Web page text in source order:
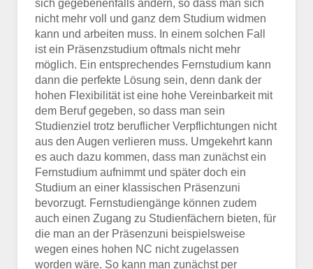
sich gegebenenfalls ändern, so dass man sich
nicht mehr voll und ganz dem Studium widmen
kann und arbeiten muss. In einem solchen Fall
ist ein Präsenzstudium oftmals nicht mehr
möglich. Ein entsprechendes Fernstudium kann
dann die perfekte Lösung sein, denn dank der
hohen Flexibilität ist eine hohe Vereinbarkeit mit
dem Beruf gegeben, so dass man sein
Studienziel trotz beruflicher Verpflichtungen nicht
aus den Augen verlieren muss. Umgekehrt kann
es auch dazu kommen, dass man zunächst ein
Fernstudium aufnimmt und später doch ein
Studium an einer klassischen Präsenzuni
bevorzugt. Fernstudiengänge können zudem
auch einen Zugang zu Studienfächern bieten, für
die man an der Präsenzuni beispielsweise
wegen eines hohen NC nicht zugelassen
worden wäre. So kann man zunächst per